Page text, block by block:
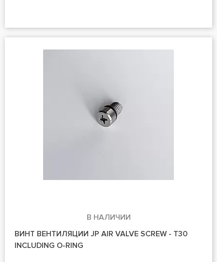
В НАЛИЧИИ
ВИНТ ВЕНТИЛЯЦИИ JP AIR VALVE SCREW - T30
INCLUDING O-RING